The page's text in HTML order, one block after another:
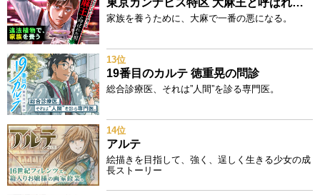
東京カンナビス特区 大麻王と呼ばれた男
家族を養うために、大麻で一番の悪になる。
13位
19番目のカルテ 徳重晃の問診
総合診療医、それは”人間”を診る専門医。
14位
アルテ
絵描きを目指して、強く、逞しく生きる少女の成
長ストーリー